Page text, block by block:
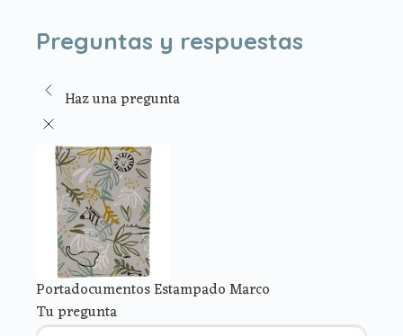
Preguntas y respuestas
Haz una pregunta
Portadocumentos Estampado Marco
Tu pregunta